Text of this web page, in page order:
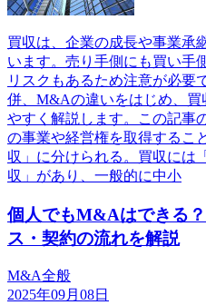
買収は、企業の成長や事業承
います。売り手側にも買い手
リスクもあるため注意が必要
併、M&Aの違いをはじめ、買
やすく解説します。この記事
の事業や経営権を取得するこ
収」に分けられる。買収には
収」があり、一般的に中小
個人でもM&Aはできる
ス・契約の流れを解説
M&A全般
2025年09月08日